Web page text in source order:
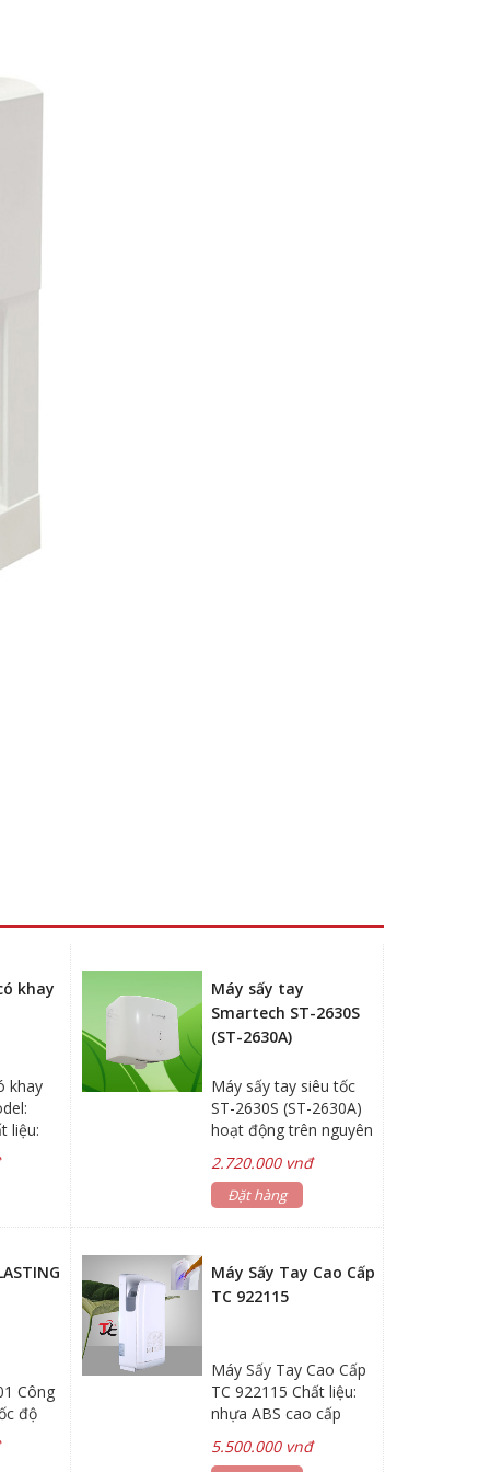
khay
khay
liệu:
Tốc
lượng
cơ:
Kích
Máy sấy tay
Smartech ST-2630S
(ST-2630A)
Máy sấy tay siêu tốc
ST-2630S (ST-2630A)
hoạt động trên nguyên
tự động thổi khí làm
khô tay khi người dùng
người dùng đưa tay ra.
Thiết bị gồm thân máy
nguyên khối với màn
ra, đảm bảo vệ sinh khi
sử dụng. Máy sấy tay
siêu tốc ST-2630A có
khả năng sấy khô tay
siêu tốc trong 10-15s
2.720.000 vnđ
Đặt hàng
Công
độ
Máy Sấy Tay Cao Cấp
TC 922115
Máy Sấy Tay Cao Cấp
TC 922115 Chất liệu:
nhựa ABS cao cấp
60Hz Công suất:
5.500.000 vnđ